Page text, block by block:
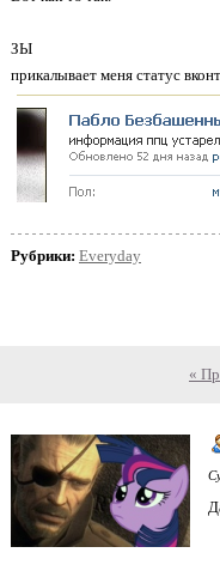
ЗЫ
прикалывает меня статус
Рубрики: Everyday
«